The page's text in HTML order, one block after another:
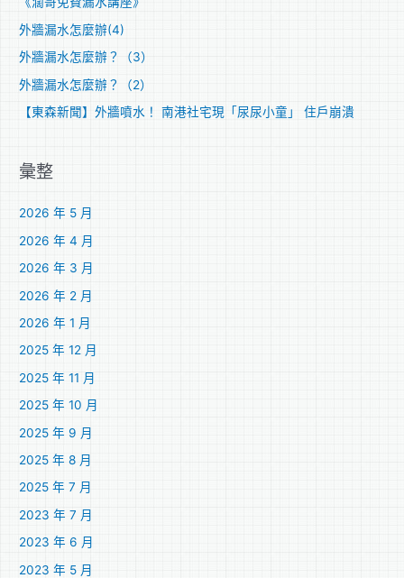
外牆漏水怎麼辦(4)
外牆漏水怎麼辦？（3）
外牆漏水怎麼辦？（2）
【東森新聞】外牆噴水！ 南港社宅現「尿尿小童」 住戶崩潰
彙整
2026 年 5 月
2026 年 4 月
2026 年 3 月
2026 年 2 月
2026 年 1 月
2025 年 12 月
2025 年 11 月
2025 年 10 月
2025 年 9 月
2025 年 8 月
2025 年 7 月
2023 年 7 月
2023 年 6 月
2023 年 5 月